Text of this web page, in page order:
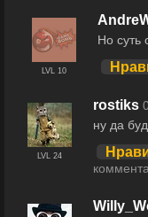
LVL 10
Но суть
LVL 24
rostiks
ну да